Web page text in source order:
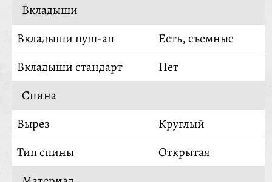
Вкладыши
Вкладыши пуш-ап
Есть, съемные
Вкладыши стандарт
Нет
Спина
Вырез
Круглый
Тип спины
Открытая